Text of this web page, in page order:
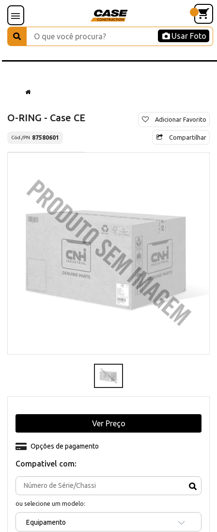
Usar Foto
O-RING - Case CE
Cód./PN 87580601
Adicionar Favorito
Compartilhar
Compativel com:
ou selecione um modelo:
Equipamento
Opções de pagamento
Ver Preço